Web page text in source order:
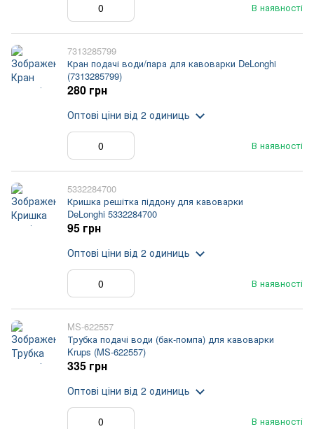
В наявності
7313285799
Кран подачі води/пара для кавоварки DeLonghi
(7313285799)
В наявності
280 грн
Оптові ціни від 2 одиниць
5332284700
Кришка решітка піддону для кавоварки
DeLonghi 5332284700
В наявності
95 грн
Оптові ціни від 2 одиниць
MS-622557
Трубка подачі води (бак-помпа) для кавоварки
Krups (MS-622557)
В наявності
335 грн
Оптові ціни від 2 одиниць